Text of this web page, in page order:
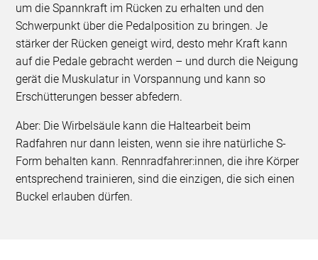
um die Spannkraft im Rücken zu erhalten und den
Schwerpunkt über die Pedalposition zu bringen. Je
stärker der Rücken geneigt wird, desto mehr Kraft kann
auf die Pedale gebracht werden – und durch die Neigung
gerät die Muskulatur in Vorspannung und kann so
Erschütterungen besser abfedern.
Aber: Die Wirbelsäule kann die Haltearbeit beim
Radfahren nur dann leisten, wenn sie ihre natürliche S-
Form behalten kann. Rennradfahrer:innen, die ihre Körper
entsprechend trainieren, sind die einzigen, die sich einen
Buckel erlauben dürfen.